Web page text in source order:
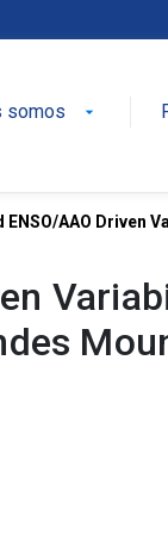
somos arrow_drop_down
ENSO/AAO Driven